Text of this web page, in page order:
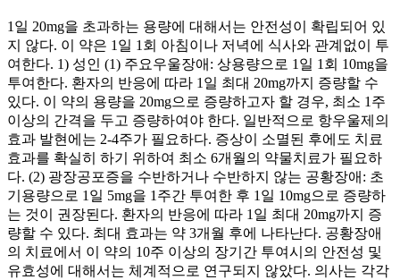
1일 20mg을 초과하는 용량에 대해서는 안전성이 확립되어 있
지 않다. 이 약은 1일 1회 아침이나 저녁에 식사와 관계없이 투
여한다. 1) 성인 (1) 주요우울장애: 상용량으로 1일 1회 10mg을
투여한다. 환자의 반응에 따라 1일 최대 20mg까지 증량할 수
있다. 이 약의 용량을 20mg으로 증량하고자 할 경우, 최소 1주
이상의 간격을 두고 증량하여야 한다. 일반적으로 항우울제의
효과 발현에는 2-4주가 필요하다. 증상이 소멸된 후에도 치료
효과를 확실히 하기 위하여 최소 6개월의 약물치료가 필요하
다. (2) 광장공포증을 수반하거나 수반하지 않는 공황장애: 초
기용량으로 1일 5mg을 1주간 투여한 후 1일 10mg으로 증량하
는 것이 권장된다. 환자의 반응에 따라 1일 최대 20mg까지 증
량할 수 있다. 최대 효과는 약 3개월 후에 나타난다. 공황장애
의 치료에서 이 약의 10주 이상의 장기간 투여시의 안전성 및
유효성에 대해서는 체계적으로 연구되지 않았다. 의사는 각각